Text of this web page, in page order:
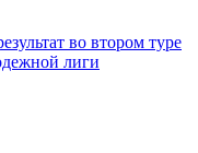
во втором туре
лиги